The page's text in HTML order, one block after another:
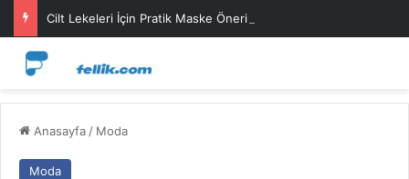
Cilt Lekeleri İçin Pratik Maske Önerileri
Anasayfa / Moda
Moda